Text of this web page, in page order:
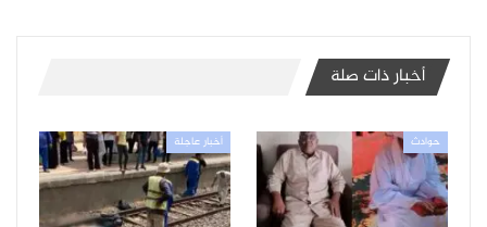
أخبار ذات صلة
حوادث أخبار عاجلة